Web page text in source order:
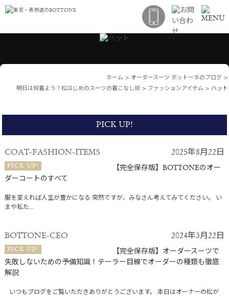
ホーム > オーダースーツ ボットーネのブログ >
明日は何着よう？松はじめのスーツの着こなし術 > ファッションアイテム > ハット
PICK UP!
COAT-FASHION-ITEMS 2025年8月22日
PICK UP!
【完全保存版】BOTTONEのオー
ダーコートのすべて
服を変えれば人生が豊かになる 突然ですが、みなさん考えてみてください。 い
まや私た...
BOTTONE-CEO 2024年3月22日
PICK UP!
【完全保存版】オーダースーツで
失敗しないための予備知識！テーラー目線でオーダーの種類も徹底
解説
いつもブログをご覧いただきありがとうございます。 本日はオーナーの松が